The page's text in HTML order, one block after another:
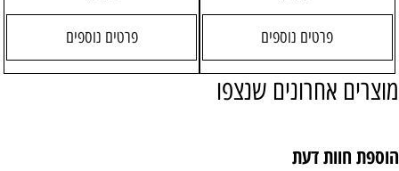
פרטים נוספים פרטים נוספים
מוצרים אחרונים שנצפו
הוספת חוות דעת